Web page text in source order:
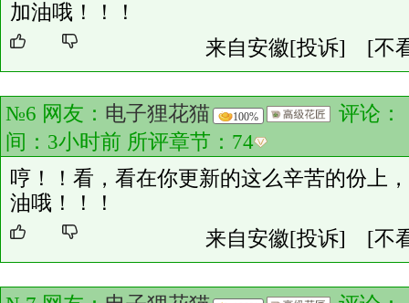
加油哦！！！
来自安徽[投诉] [不
№6 网友： 电子狸花猫 100% 评论：
间：3小时前 所评章节： 74
哼！！看，看在你更新的这么辛苦的份上
油哦！！！
来自安徽[投诉] [不